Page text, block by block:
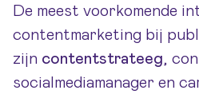
De meest voorkomende
contentmarketing bij
zijn contentstrateeg,
socialmediamanager en